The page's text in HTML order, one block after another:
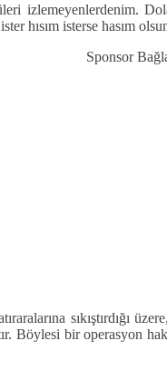
izlemeyenlerdenim.
hısım isterse hasım
Sponsor
sıkıştırdığı
Böylesi bir